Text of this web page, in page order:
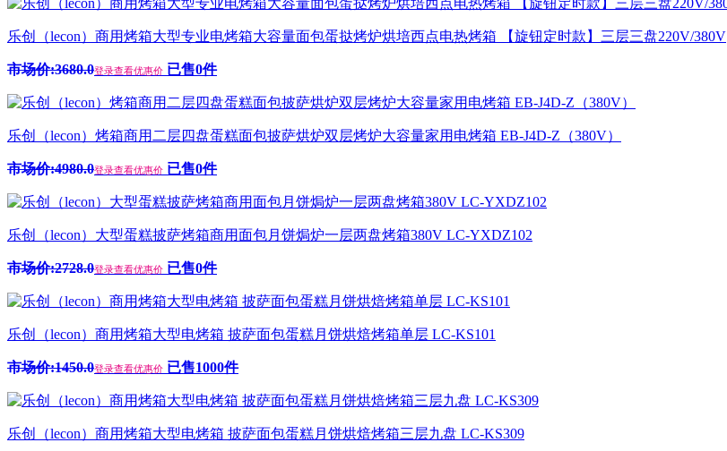
乐创（lecon）商用烤箱大型专业电烤箱大容量面包蛋挞烤炉烘培西点电热烤箱 【旋钮定时款】三层三盘220V/380V
市场价:3680.0登录查看优惠价 已售0件
乐创（lecon）烤箱商用二层四盘蛋糕面包披萨烘炉双层烤炉大容量家用电烤箱 EB-J4D-Z（380V）
市场价:4980.0登录查看优惠价 已售0件
乐创（lecon）大型蛋糕披萨烤箱商用面包月饼焗炉一层两盘烤箱380V LC-YXDZ102
市场价:2728.0登录查看优惠价 已售0件
乐创（lecon）商用烤箱大型电烤箱 披萨面包蛋糕月饼烘焙烤箱单层 LC-KS101
市场价:1450.0登录查看优惠价 已售1000件
乐创（lecon）商用烤箱大型电烤箱 披萨面包蛋糕月饼烘焙烤箱三层九盘 LC-KS309